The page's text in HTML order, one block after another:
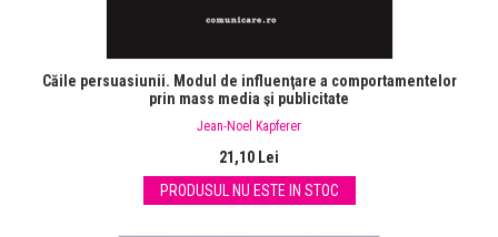
Căile persuasiunii. Modul de influenţare a comportamentelor
prin mass media şi publicitate
Jean-Noel Kapferer
21,10 Lei
PRODUSUL NU ESTE IN STOC